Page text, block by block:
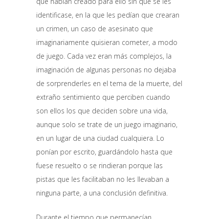
identificase, en la que les pedían que crearan
un crimen, un caso de asesinato que
imaginariamente quisieran cometer, a modo
de juego. Cada vez eran más complejos, la
imaginación de algunas personas no dejaba
de sorprenderles en el tema de la muerte, del
extraño sentimiento que perciben cuando
son ellos los que deciden sobre una vida,
aunque solo se trate de un juego imaginario,
en un lugar de una ciudad cualquiera. Lo
ponían por escrito, guardándolo hasta que
fuese resuelto o se rindieran porque las
pistas que les facilitaban no les llevaban a
ninguna parte, a una conclusión definitiva.